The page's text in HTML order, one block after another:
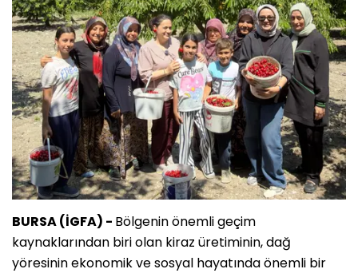
BURSA (İGFA) - Bölgenin önemli geçim
kaynaklarından biri olan kiraz üretiminin, dağ
yöresinin ekonomik ve sosyal hayatında önemli bir